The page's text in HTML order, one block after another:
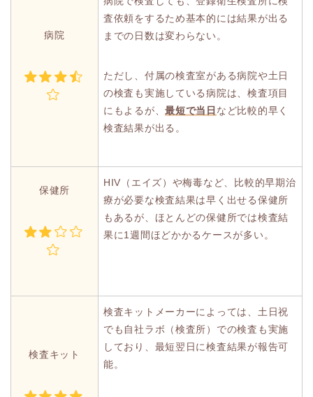
病院
査依頼をするため基本的には結果が出る
までの日数は変わらない。
ただし、付属の検査室がある病院や土日
の検査も実施している病院は、検査項目
にもよるが、最短で当日 など比較的早く
検査結果が出る。
保健所
HIV（エイズ）や梅毒など、比較的早期治
療が必要な検査結果は早く出せる保健所
もあるが、ほとんどの保健所では検査結
果に1週間ほどかかるケースが多い。
検査キット
検査キットメーカーによっては、土日祝
でも自社ラボ（検査所）での検査も実施
しており、最短翌日に検査結果が報告可
能。